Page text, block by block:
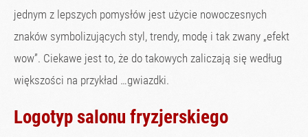
jednym z lepszych pomysłów jest użycie nowoczesnych
znaków symbolizujących styl, trendy, modę i tak zwany „efekt
wow”. Ciekawe jest to, że do takowych zaliczają się według
większości na przykład …gwiazdki.
Logotyp salonu fryzjerskiego